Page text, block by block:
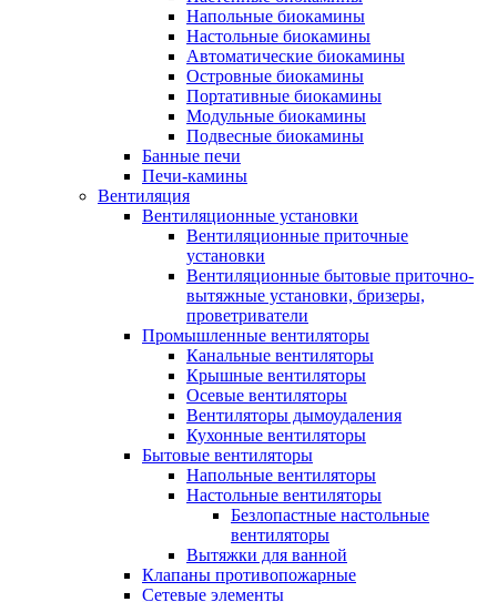
Напольные биокамины
Настольные биокамины
Автоматические биокамины
Островные биокамины
Портативные биокамины
Модульные биокамины
Подвесные биокамины
Банные печи
Печи-камины
Вентиляция
Вентиляционные установки
Вентиляционные приточные
установки
Вентиляционные бытовые приточно-
вытяжные установки, бризеры,
проветриватели
Промышленные вентиляторы
Канальные вентиляторы
Крышные вентиляторы
Осевые вентиляторы
Вентиляторы дымоудаления
Кухонные вентиляторы
Бытовые вентиляторы
Напольные вентиляторы
Настольные вентиляторы
Безлопастные настольные
вентиляторы
Вытяжки для ванной
Клапаны противопожарные
Сетевые элементы